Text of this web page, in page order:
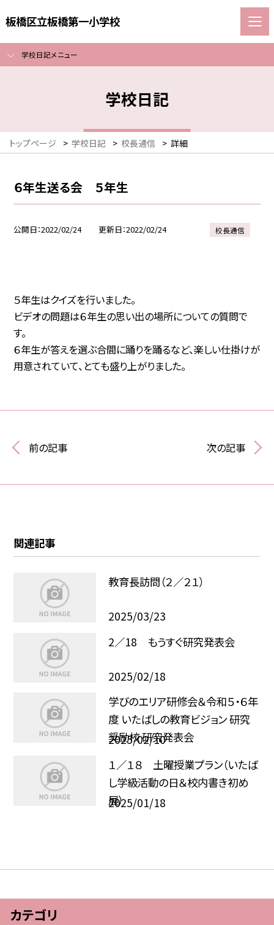
板橋区立板橋第一小学校
学校日記メニュー
学校日記
トップページ > 学校日記 > 校長通信 > 詳細
６年生送る会 ５年生
公開日 2022/02/24 更新日 2022/02/24 校長通信
５年生はクイズを行いました。
ビデオの問題は６年生の思い出の場所についての質問で
す。
６年生が答えを選ぶ合間に踊りを踊るなど、楽しい仕掛けが
用意されていて、とても盛り上がりました。
前の記事 次の記事
関連記事
教育長訪問（２／２１）
2025/03/23
2／18 もうすぐ研究発表会
2025/02/18
学びのエリア研修会＆令和５・６年
度 いたばしの教育ビジョン 研究
奨励校 研究発表会
2025/02/10
１／１８ 土曜授業プラン（いたば
し学級活動の日＆校内書き初め
展）
2025/01/18
カテゴリ